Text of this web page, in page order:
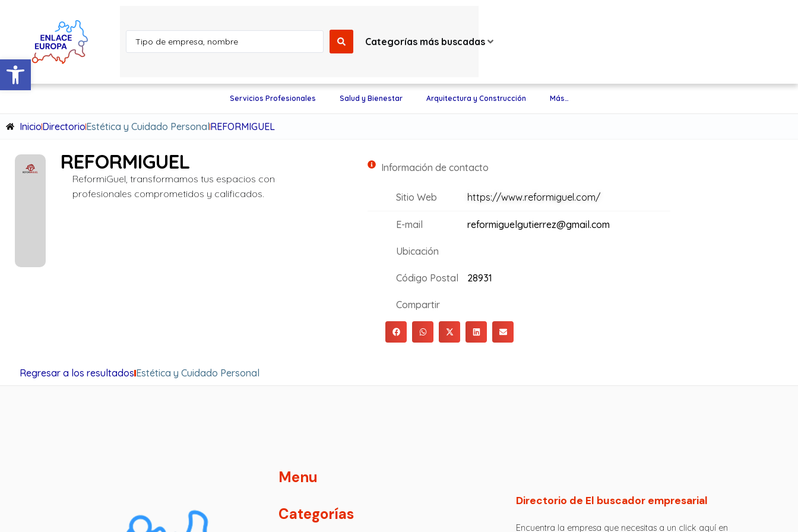
Abrir barra de herramientas
Categorías más buscadas
Servicios Profesionales Salud y Bienestar Arquitectura y Construcción Más…
InicioDirectorioEstética y Cuidado PersonalREFORMIGUEL
REFORMIGUEL
ReformiGuel, transformamos tus espacios con
profesionales comprometidos y calificados.
Información de contacto
Sitio Web https://www.reformiguel.com/
E-mail reformiguelgutierrez@gmail.com
Ubicación
Código Postal 28931
Compartir
Regresar a los resultadosEstética y Cuidado Personal
Menu
Categorías
Directorio de El buscador empresarial
Encuentra la empresa que necesitas a un click aquí en